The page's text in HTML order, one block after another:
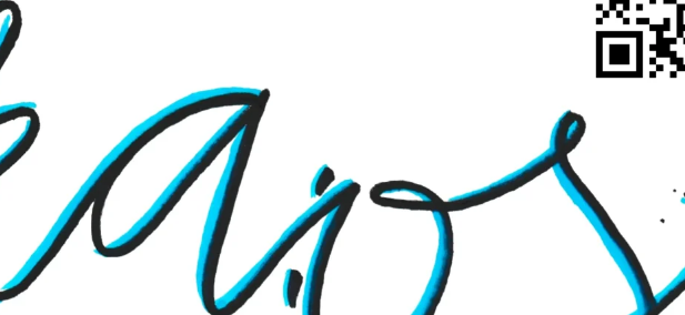
Rund um Jena
muss in Deutschland Gewerbe anmelden
ins Klassenzimmer: Das Praxissemester
Schulmensa beginnt
und Wissenswertes über Doping